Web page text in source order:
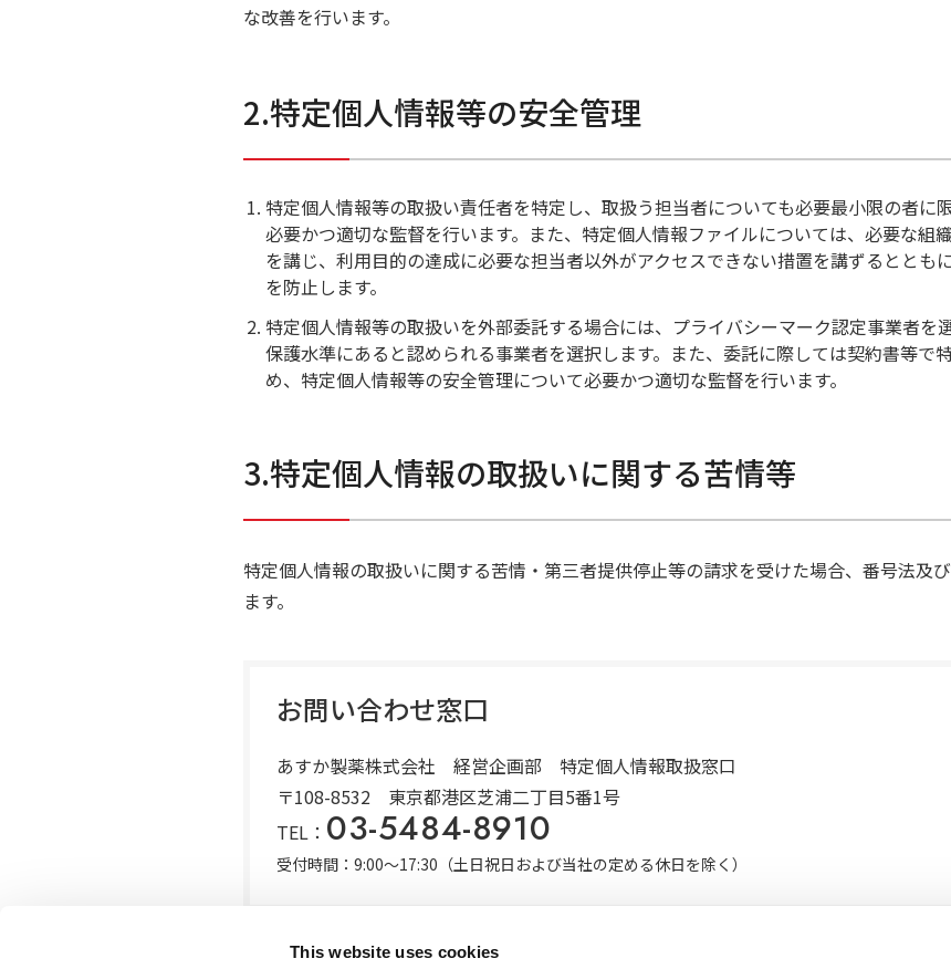
This website uses cookies
な改善を行います。
2.特定個人情報等の安全管理
特定個人情報等の取扱い責任者を特定し、取扱う担当者についても必要最小限の者に
必要かつ適切な監督を行います。また、特定個人情報ファイルについては、必要な組
を講じ、利用目的の達成に必要な担当者以外がアクセスできない措置を講ずるととも
を防止します。
特定個人情報等の取扱いを外部委託する場合には、プライバシーマーク認定事業者を
保護水準にあると認められる事業者を選択します。また、委託に際しては契約書等で
め、特定個人情報等の安全管理について必要かつ適切な監督を行います。
3.特定個人情報の取扱いに関する苦情等
特定個人情報の取扱いに関する苦情・第三者提供停止等の請求を受けた場合、番号法及
ます。
お問い合わせ窓口
あすか製薬株式会社 経営企画部 特定個人情報取扱窓口
〒108-8532 東京都港区芝浦二丁目5番1号
TEL： 03-5484-8910
受付時間：9:00～17:30（土日祝日および当社の定める休日を除く）